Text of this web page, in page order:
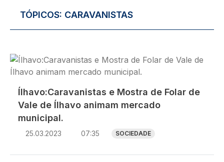
TÓPICOS: CARAVANISTAS
Imagem
Ílhavo:Caravanistas e Mostra de Folar de
Vale de Ílhavo animam mercado
municipal.
25.03.2023 07:35 SOCIEDADE